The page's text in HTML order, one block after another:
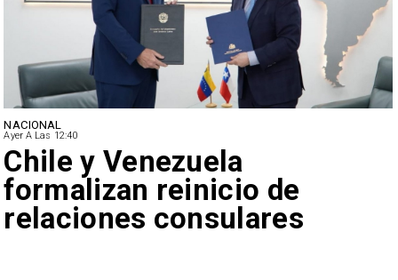
NACIONAL
Ayer A Las 12:40
Feriantes rechazan dichos
de Camila Flores sobre
Fabiola Campillai